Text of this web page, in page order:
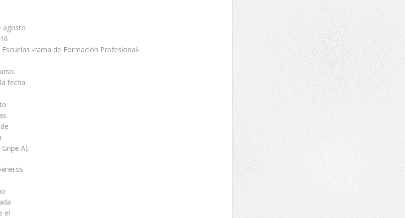
agosto
-rama de Formación Profesional-
fecha
A).
el